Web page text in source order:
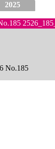
2025
No.185